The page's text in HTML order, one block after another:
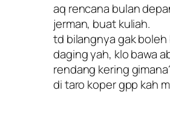
aq rencana bulan
jerman, buat kuliah.
td bilangnya gak boleh
daging yah, klo bawa
rendang kering
di taro koper gpp kah